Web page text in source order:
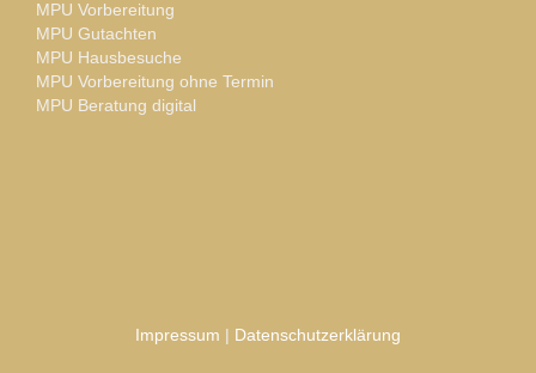
MPU Vorbereitung
MPU Gutachten
MPU Hausbesuche
MPU Vorbereitung ohne Termin
MPU Beratung digital
Impressum Datenschutzerklärung